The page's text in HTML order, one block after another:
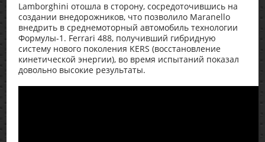
Lamborghini отошла в сторону, сосредоточившись на
создании внедорожников, что позволило Maranello
внедрить в среднемоторный автомобиль технологии
Формулы-1. Ferrari 488, получивший гибридную
систему нового поколения KERS (восстановление
кинетической энергии), во время испытаний показал
довольно высокие результаты.